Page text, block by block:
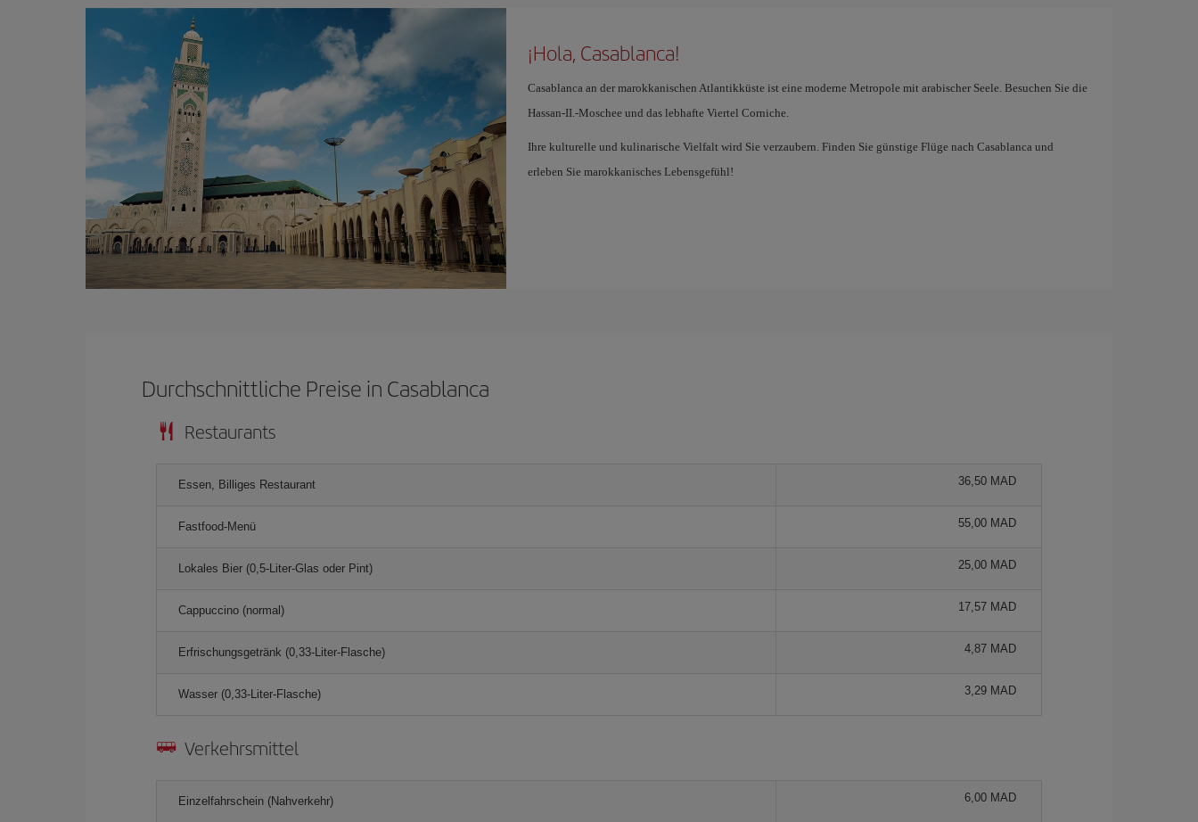
¡Hola, Casablanca!
Casablanca an der marokkanischen Atlantikküste ist eine moderne Metropole mit arabischer Seele. Besuchen Sie die
Hassan-II.-Moschee und das lebhafte Viertel Corniche.
Ihre kulturelle und kulinarische Vielfalt wird Sie verzaubern. Finden Sie günstige Flüge nach Casablanca und
erleben Sie marokkanisches Lebensgefühl!
Durchschnittliche Preise in Casablanca
Restaurants
Essen, Billiges Restaurant 36,50 MAD
Fastfood-Menü 55,00 MAD
Lokales Bier (0,5-Liter-Glas oder Pint) 25,00 MAD
Cappuccino (normal) 17,57 MAD
Erfrischungsgetränk (0,33-Liter-Flasche) 4,87 MAD
Wasser (0,33-Liter-Flasche) 3,29 MAD
Verkehrsmittel
Einzelfahrschein (Nahverkehr) 6,00 MAD